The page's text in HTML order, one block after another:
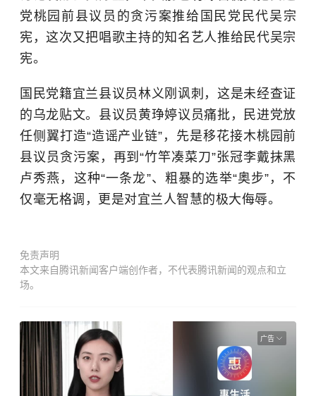
党桃园前县议员的贪污案推给国民党民代吴宗
宪，这次又把唱歌主持的知名艺人推给民代吴宗
宪。
国民党籍宜兰县议员林义刚讽刺，这是未经查证
的乌龙贴文。县议员黄琤婷议员痛批，民进党放
任侧翼打造“造谣产业链”，先是移花接木桃园前
县议员贪污案，再到“竹竿凑菜刀”张冠李戴抹黑
卢秀燕，这种“一条龙”、粗暴的选举“奥步”，不
仅毫无格调，更是对宜兰人智慧的极大侮辱。
免责声明
本文来自腾讯新闻客户端创作者，不代表腾讯新闻的观点和立
场。
广告